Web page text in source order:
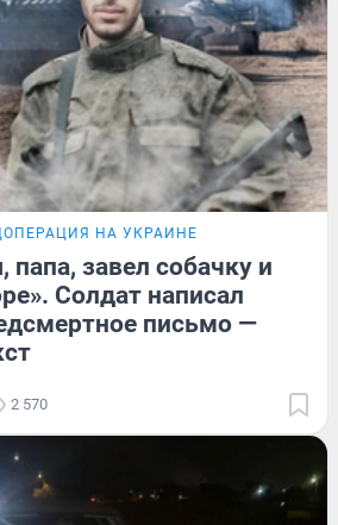
НА УКРАИНЕ
папа, завел собачку и
Солдат написал
письмо —
2 570